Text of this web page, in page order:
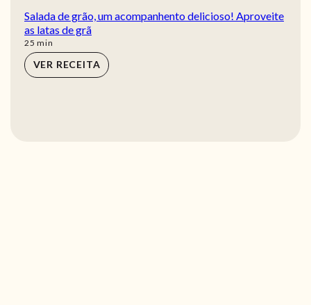
Salada de grão, um acompanhento delicioso! Aproveite
as latas de grã
25 min
min
VER RECEITA